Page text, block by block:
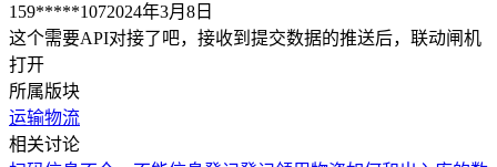
159*****1072024年3月8日
这个需要API对接了吧，接收到提交数据的推送后，联动闸机
打开
所属版块
运输物流
相关讨论